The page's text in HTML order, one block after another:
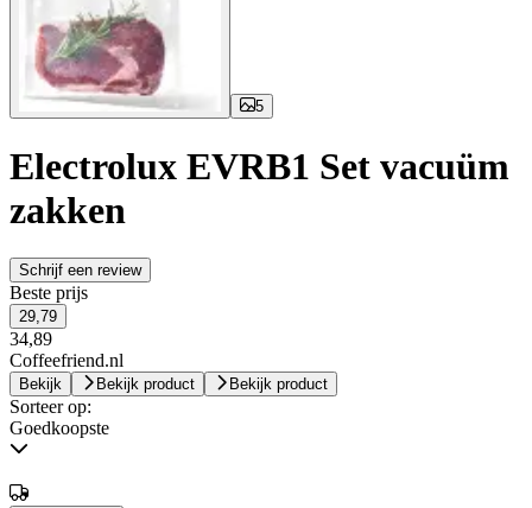
5
Electrolux EVRB1 Set vacuüm
zakken
Schrijf een review
Beste prijs
29,79
34,89
Coffeefriend.nl
Bekijk Bekijk product Bekijk product
Sorteer op:
Goedkoopste